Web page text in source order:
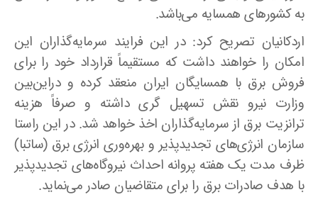
به کشورهای همسایه می‌باشد.
اردکانیان تصریح کرد: در این فرایند سرمایه‌گذاران این
امکان را خواهند داشت که مستقیماً قرارداد خود را برای
فروش برق با همسایگان ایران منعقد کرده و دراین‌بین
وزارت نیرو نقش تسهیل گری داشته و صرفاً هزینه
ترانزیت برق از سرمایه‌گذاران اخذ خواهد شد. در این راستا
سازمان انرژی‌های تجدیدپذیر و بهره‌وری انرژی برق (ساتبا)
ظرف مدت یک هفته پروانه احداث نیروگاه‌های تجدیدپذیر
با هدف صادرات برق را برای متقاضیان صادر می‌نماید.